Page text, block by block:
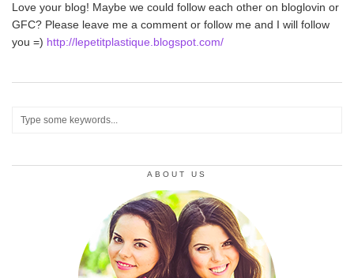
Love your blog! Maybe we could follow each other on bloglovin or
GFC? Please leave me a comment or follow me and I will follow
you =) http://lepetitplastique.blogspot.com/
ABOUT US